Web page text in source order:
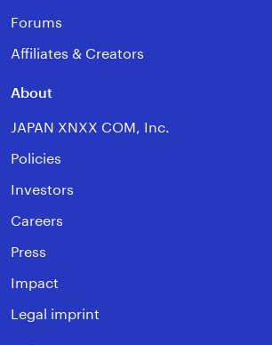
Forums
Affiliates & Creators
About
JAPAN XNXX COM, Inc.
Policies
Investors
Careers
Press
Impact
Legal imprint